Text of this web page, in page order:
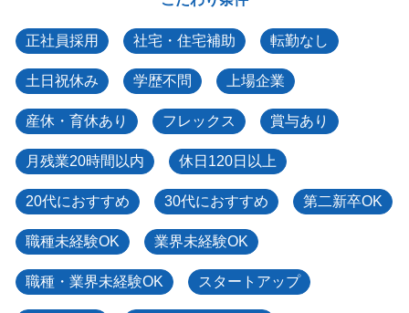
正社員採用 社宅・住宅補助 転勤なし
土日祝休み 学歴不問 上場企業
産休・育休あり フレックス 賞与あり
月残業20時間以内 休日120日以上
20代におすすめ 30代におすすめ 第二新卒OK
職種未経験OK 業界未経験OK
職種・業界未経験OK スタートアップ